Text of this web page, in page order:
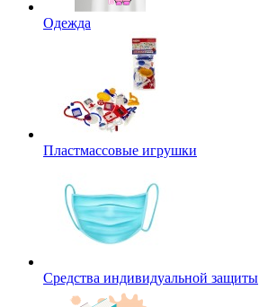
Одежда
Пластмассовые игрушки
Средства индивидуальной защиты